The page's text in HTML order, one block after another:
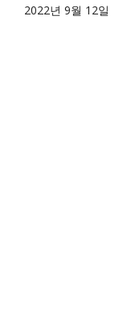
2022년 9월 12일